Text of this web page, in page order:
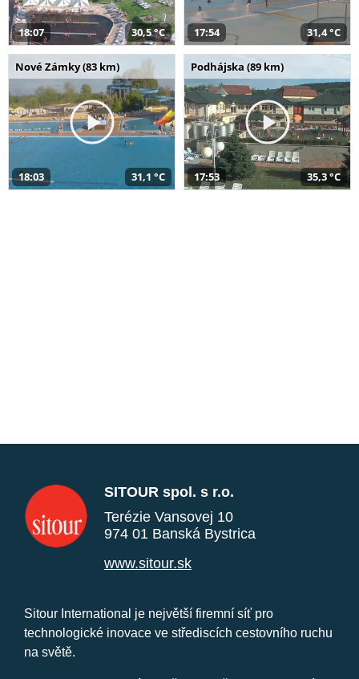
18:07 30,5 °C 17:54 31,4 °C
Nové Zámky (83 km)
18:03 31,1 °C
Podhájska (89 km)
17:53 35,3 °C
SITOUR spol. s r.o.
Terézie Vansovej 10
974 01 Banská Bystrica
www.sitour.sk
Sitour International je největší firemní síť pro
technologické inovace ve střediscích cestovního ruchu
na světě.